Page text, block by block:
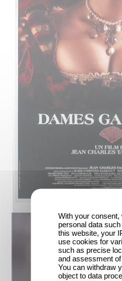
With your consent,
personal data
this website, your
use cookies for
such as precise
and assessment
You can withdraw
object to data